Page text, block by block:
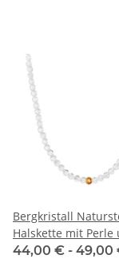
Bergkristall
Halskette mit Perle
Verschluss
44,00 € - 49,00